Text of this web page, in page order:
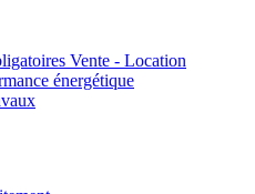
Vente - Location
énergétique